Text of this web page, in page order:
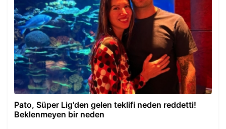
Pato, Süper Lig'den gelen teklifi neden reddetti!
Beklenmeyen bir neden